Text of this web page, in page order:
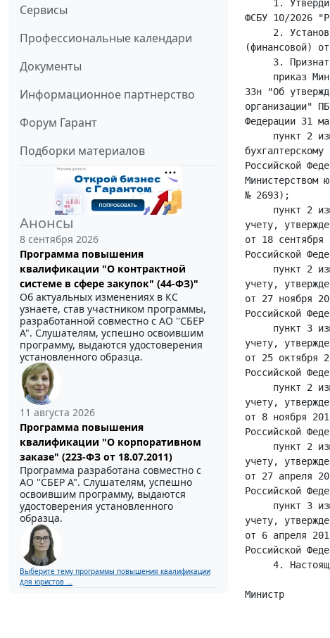
Сервисы
Профессиональные календари
Документы
Информационное партнерство
Форум Гарант
Подборки материалов
Анонсы
8 сентября 2026
Программа повышения
квалификации "О контрактной
системе в сфере закупок" (44-ФЗ)"
Об актуальных изменениях в КС
узнаете, став участником программы,
разработанной совместно с АО ''СБЕР
А". Слушателям, успешно освоившим
программу, выдаются удостоверения
установленного образца.
11 августа 2026
Программа повышения
квалификации "О корпоративном
заказе" (223-ФЗ от 18.07.2011)
Программа разработана совместно с
АО ''СБЕР А". Слушателям, успешно
освоившим программу, выдаются
удостоверения установленного
образца.
Выберите тему программы повышения квалификации
для юристов ...